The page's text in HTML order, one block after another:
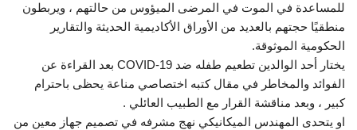
للمساعدة في الموت في المرضى الميؤوس من حالتهم ، ويربطون
منطقيًا حجتهم بالعديد من الأوراق الأكاديمية الحديثة والتقارير
الحكومية الموثوقة.
يختار أحد الوالدين تطعيم طفله ضد COVID-19 بعد القراءة عن
الفوائد والمخاطر في مقال كتبه اختصاصي مناعة يحظى باحترام
كبير ، وبعد مناقشة القرار مع الطبيب العائلي .
او يتحدى المهندس الميكانيكي نهج مشرفه في تصميم جهاز معين من